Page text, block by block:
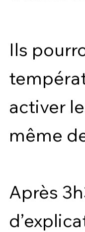
Ils
activer
même
Après